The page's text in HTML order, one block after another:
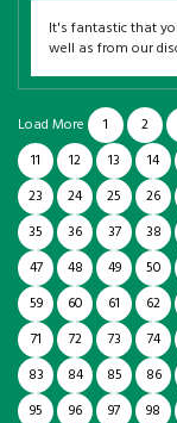
It's fantastic that
well as from our
Load More 1 2
11
12 13 14
23
24 25 26
35
36 37 38
47
48 49 50
59
60 61 62
71
72 73 74
83
84 85 86
95
96 97 98